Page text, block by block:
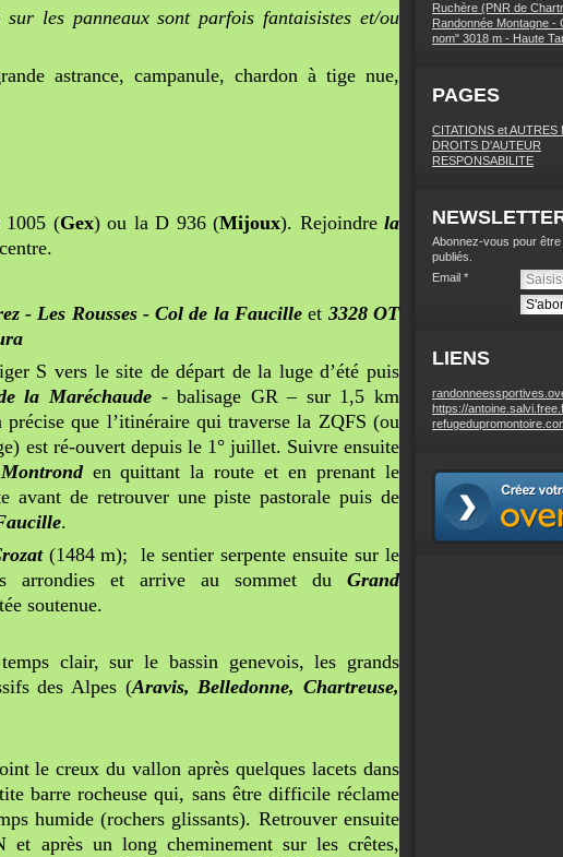
les panneaux sont parfois fantaisistes et/ou
astrance, campanule, chardon à tige nue,
(Gex) ou la D 936 (Mijoux). Rejoindre la
- Les Rousses - Col de la Faucille et 3328 OT
S vers le site de départ de la luge d’été puis
la Maréchaude - balisage GR – sur 1,5 km
que l’itinéraire qui traverse la ZQFS (ou
est ré-ouvert depuis le 1° juillet. Suivre ensuite
en quittant la route et en prenant le
avant de retrouver une piste pastorale puis de
.
(1484 m); le sentier serpente ensuite sur le
arrondies et arrive au sommet du Grand
soutenue.
clair, sur le bassin genevois, les grands
des Alpes (Aravis, Belledonne, Chartreuse,
le creux du vallon après quelques lacets dans
barre rocheuse qui, sans être difficile réclame
humide (rochers glissants). Retrouver ensuite
après un long cheminement sur les crêtes,
Ruchère (PNR de
Randonnée Montagne -
nom" 3018 m - Haute
PAGES
CITATIONS et AUTRES
DROITS D'AUTEUR
RESPONSABILITE
Abonnez-vous pour
publiés.
Email
LIENS
https://